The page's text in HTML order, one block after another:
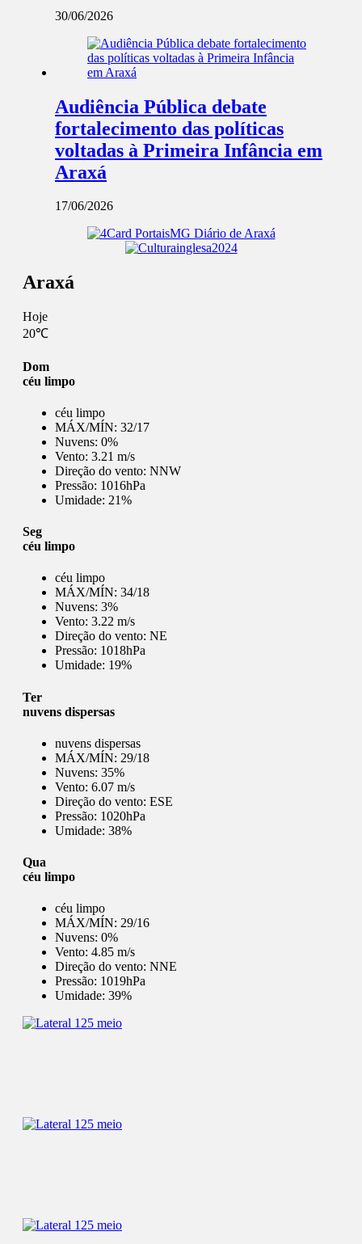
30/06/2026
Audiência Pública debate
fortalecimento das políticas
voltadas à Primeira Infância em
Araxá
17/06/2026
Araxá
Hoje
20℃
Dom
céu limpo
céu limpo
MÁX/MÍN: 32/17
Nuvens: 0%
Vento: 3.21 m/s
Direção do vento: NNW
Pressão: 1016hPa
Umidade: 21%
Seg
céu limpo
céu limpo
MÁX/MÍN: 34/18
Nuvens: 3%
Vento: 3.22 m/s
Direção do vento: NE
Pressão: 1018hPa
Umidade: 19%
Ter
nuvens dispersas
nuvens dispersas
MÁX/MÍN: 29/18
Nuvens: 35%
Vento: 6.07 m/s
Direção do vento: ESE
Pressão: 1020hPa
Umidade: 38%
Qua
céu limpo
céu limpo
MÁX/MÍN: 29/16
Nuvens: 0%
Vento: 4.85 m/s
Direção do vento: NNE
Pressão: 1019hPa
Umidade: 39%